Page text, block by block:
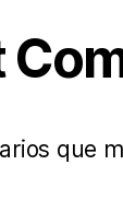
que